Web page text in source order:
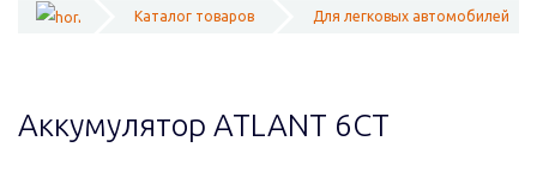
Каталог товаров Для легковых автомобилей
Аккумулятор ATLANT 6СТ